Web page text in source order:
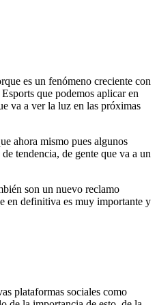
es un fenómeno creciente con
que podemos aplicar en
va a ver la luz en las próximas
ahora mismo pues algunos
tendencia, de gente que va a un
son un nuevo reclamo
en definitiva es muy importante y
plataformas sociales como